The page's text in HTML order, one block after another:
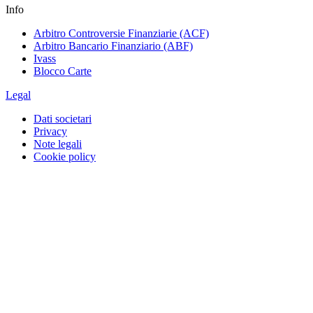
Info
Arbitro Controversie Finanziarie (ACF)
Arbitro Bancario Finanziario (ABF)
Ivass
Blocco Carte
Legal
Dati societari
Privacy
Note legali
Cookie policy